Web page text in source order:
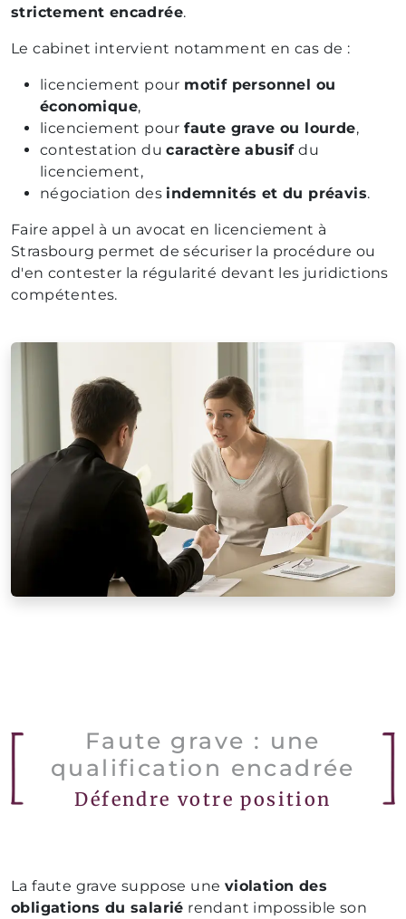
strictement encadrée.
Le cabinet intervient notamment en cas de :
licenciement pour motif personnel ou
économique,
licenciement pourfaute grave ou lourde,
contestation ducaractère abusifdu
licenciement,
négociation des indemnités et du préavis.
Faire appel à un avocat en licenciement à
Strasbourg permet de sécuriser la procédure ou
d'en contester la régularité devant les juridictions
compétentes.
Faute grave : une
qualification encadrée
Défendre votre position
La faute grave suppose une violation des
obligations du salarié rendant impossible son